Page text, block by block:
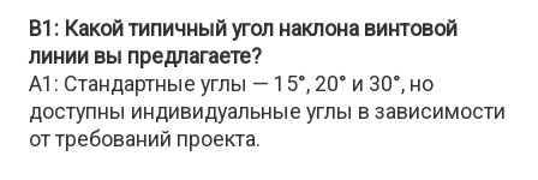
В1: Какой типичный угол наклона винтовой
линии вы предлагаете?
A1: Стандартные углы — 15°, 20° и 30°, но
доступны индивидуальные углы в зависимости
от требований проекта.